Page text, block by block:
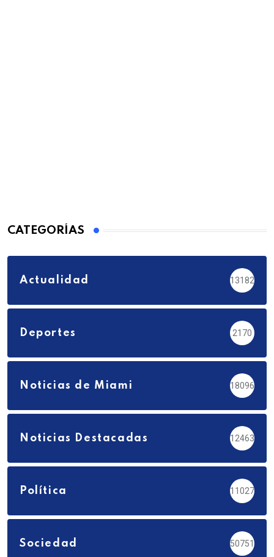
CATEGORÍAS
Actualidad 13182
Deportes 2170
Noticias de Miami 18096
Noticias Destacadas 12463
Política 11027
Sociedad 50751